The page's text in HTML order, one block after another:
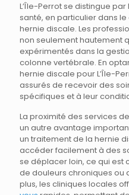
L’Île-Perrot se distingue
santé, en particulier dans
hernie discale. Les
non seulement hautement
expérimentés dans la
colonne vertébrale. En
hernie discale pour L’Île-
assurés de recevoir des
spécifiques et à leur
La proximité des services
un autre avantage
un traitement de la hernie
accéder facilement à des
se déplacer loin, ce qui est
de douleurs chroniques ou
plus, les cliniques locales